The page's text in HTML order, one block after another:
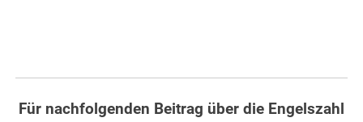
Für nachfolgenden Beitrag über die Engelszahl